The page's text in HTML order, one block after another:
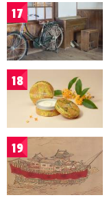
17
18
19